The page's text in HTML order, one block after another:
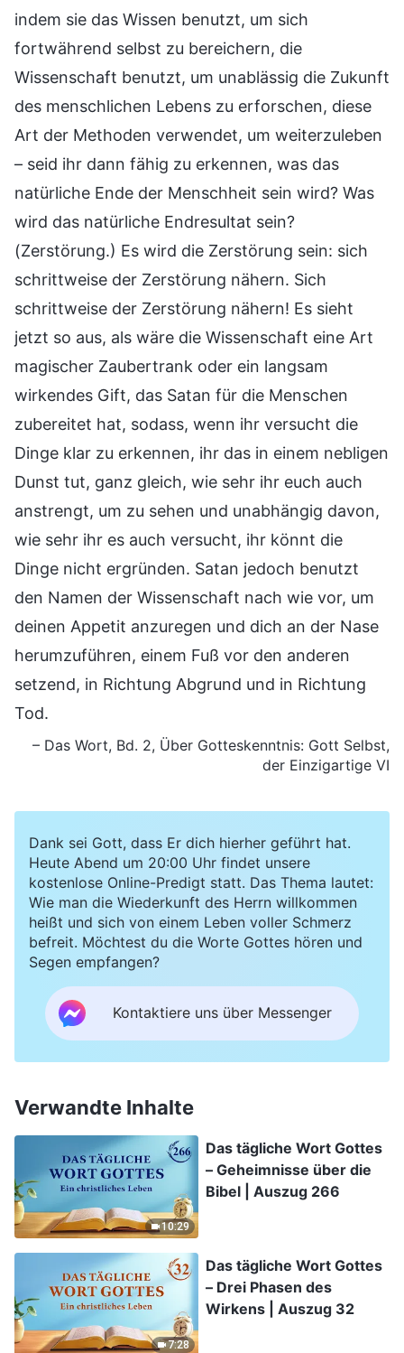
indem sie das Wissen benutzt, um sich
fortwährend selbst zu bereichern, die
Wissenschaft benutzt, um unablässig die Zukunft
des menschlichen Lebens zu erforschen, diese
Art der Methoden verwendet, um weiterzuleben
– seid ihr dann fähig zu erkennen, was das
natürliche Ende der Menschheit sein wird? Was
wird das natürliche Endresultat sein?
(Zerstörung.) Es wird die Zerstörung sein: sich
schrittweise der Zerstörung nähern. Sich
schrittweise der Zerstörung nähern! Es sieht
jetzt so aus, als wäre die Wissenschaft eine Art
magischer Zaubertrank oder ein langsam
wirkendes Gift, das Satan für die Menschen
zubereitet hat, sodass, wenn ihr versucht die
Dinge klar zu erkennen, ihr das in einem nebligen
Dunst tut, ganz gleich, wie sehr ihr euch auch
anstrengt, um zu sehen und unabhängig davon,
wie sehr ihr es auch versucht, ihr könnt die
Dinge nicht ergründen. Satan jedoch benutzt
den Namen der Wissenschaft nach wie vor, um
deinen Appetit anzuregen und dich an der Nase
herumzuführen, einem Fuß vor den anderen
setzend, in Richtung Abgrund und in Richtung
Tod.
– Das Wort, Bd. 2, Über Gotteskenntnis: Gott Selbst,
der Einzigartige VI
Dank sei Gott, dass Er dich hierher geführt hat.
Heute Abend um 20:00 Uhr findet unsere
kostenlose Online-Predigt statt. Das Thema lautet:
Wie man die Wiederkunft des Herrn willkommen
heißt und sich von einem Leben voller Schmerz
befreit. Möchtest du die Worte Gottes hören und
Segen empfangen?
Kontaktiere uns über Messenger
Verwandte Inhalte
10:29
Das tägliche Wort Gottes
– Geheimnisse über die
Bibel | Auszug 266
7:28
Das tägliche Wort Gottes
– Drei Phasen des
Wirkens | Auszug 32